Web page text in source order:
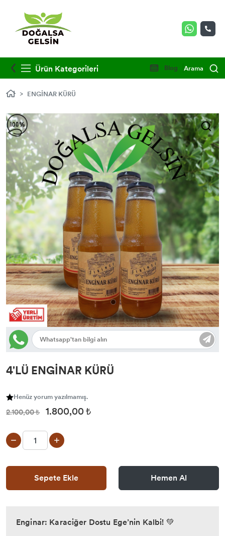
Ürün Kategorileri Blog Arama
ENGİNAR KÜRÜ
4'LÜ ENGİNAR KÜRÜ
Henüz yorum yazılmamış.
2.100,00 ₺ 1.800,00 ₺
Sepete Ekle Hemen Al
Enginar: Karaciğer Dostu Ege’nin Kalbi! 💚